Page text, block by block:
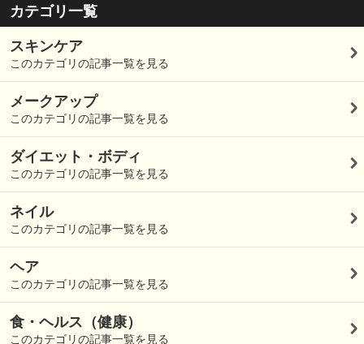
カテゴリ一覧
スキンケア
このカテゴリの記事一覧を見る
メークアップ
このカテゴリの記事一覧を見る
ダイエット・ボディ
このカテゴリの記事一覧を見る
ネイル
このカテゴリの記事一覧を見る
ヘア
このカテゴリの記事一覧を見る
食・ヘルス（健康）
このカテゴリの記事一覧を見る